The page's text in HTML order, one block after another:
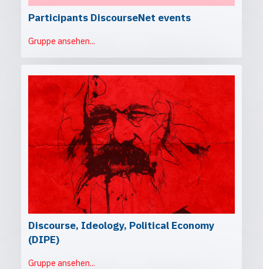
Participants DiscourseNet events
Gruppe ansehen...
Discourse, Ideology, Political Economy
(DIPE)
Gruppe ansehen...